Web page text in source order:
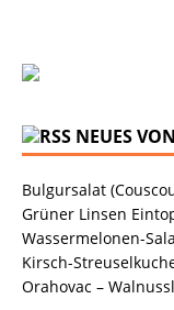
NEUES
Bulgursalat
Grüner Linsen
Wassermelonen-
Kirsch-
Orahovac –